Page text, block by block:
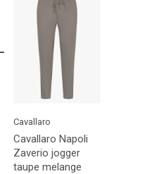
Cavallaro
Cavallaro Napoli
Zaverio jogger
taupe melange